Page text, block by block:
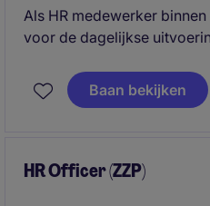
Als HR medewerker
voor de dagelijkse
leidinggevende en zorg je
van HR-processen binnen
Baan bekijken
HR Officer (ZZP)